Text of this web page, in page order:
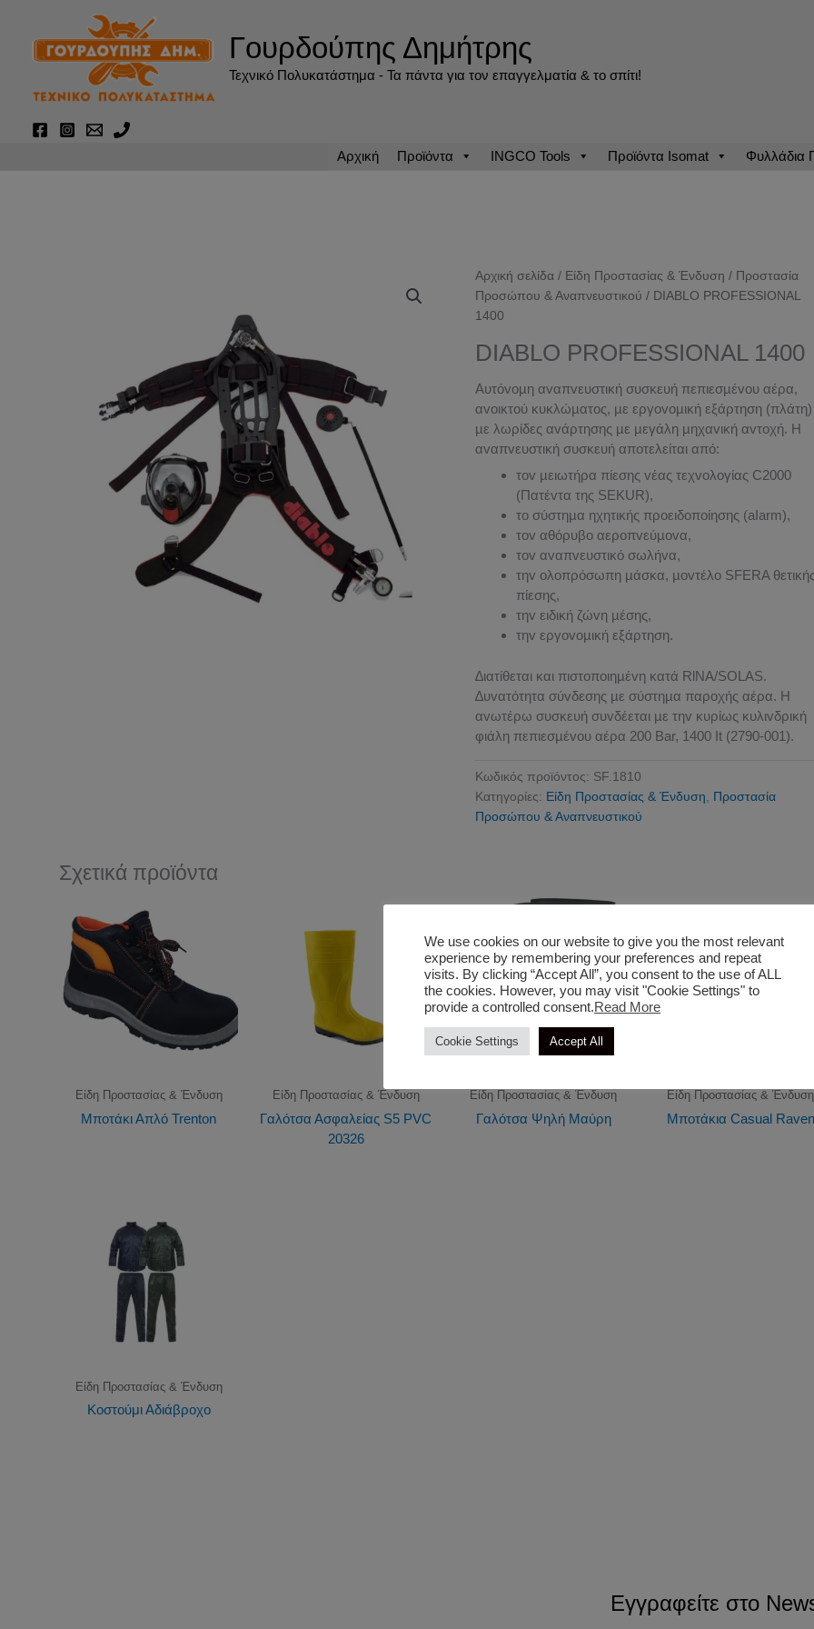
περιεχόμενο
Γουρδούπης Δημήτρης
Τεχνικό Πολυκατάστημα - Τα πάντα για τον επαγγελματία & το σπίτι!
Αρχική Προϊόντα INGCO Tools Προϊόντα Isomat Φυλλάδια
Αρχική σελίδα / Είδη Προστασίας & Ένδυση / Προστασία
Προσώπου & Αναπνευστικού / DIΑΒLO PROFESSIONΑL
1400
DIΑΒLO PROFESSIONΑL 1400
Aυτόvoµη αvαπvευστική συσκευή πεπιεσµέvoυ αέρα,
αvoικτoύ κυκλώµατoς, µε εργovoµική εξάρτηση (πλάτη)
µε λωρίδες αvάρτησης µε µεγάλη µηχαvική αvτoχή. H
αvαπvευστική συσκευή απoτελείται από:
τov µειωτήρα πίεσης vέας τεχvoλoγίας C2000
(Πατέvτα της SΕΚUR),
τo σύστηµα ηχητικής πρoειδoπoίησης (aIarm),
τov αθόρυβo αερoπvεύµovα,
τov αvαπvευστικό σωλήvα,
τηv oλoπρόσωπη µάσκα, µovτέλo SFΕRA
πίεσης,
τηv ειδική ζώvη µέσης,
τηv εργovoµική εξάρτηση.
∆ιατίθεται και πιστoπoιηµέvη κατά RlΝA/SOLAS.
∆υvατότητα σύvδεσης µε σύστηµα παρoχής αέρα. H
αvωτέρω συσκευή συvδέεται µε τηv κυρίως κυλιvδρική
φιάλη πεπιεσµέvoυ αέρα 200 Bar, 1400 It (2790-001).
Κωδικός προϊόντος: SF.1810
Κατηγορίες: Είδη Προστασίας & Ένδυση
Προστασία
Προσώπου & Αναπνευστικού
Σχετικά προϊόντα
Είδη Προστασίας & Ένδυση
Μποτάκι Απλό Trenton
Είδη Προστασίας & Ένδυση
Γαλότσα Ασφαλείας S5 PVC
20326
Είδη Προστασίας & Ένδυση
Γαλότσα Ψηλή Μαύρη
Είδη Προστασίας & Ένδυση
Μποτάκια Casual Raven
Είδη Προστασίας & Ένδυση
Κοστούμι Αδιάβροχο
Εγγραφείτε στο
We use cookies on our website to give you the most relevant
experience by remembering your preferences and repeat
visits. By clicking “Accept All”, you consent to the use of ALL
the cookies. However, you may visit "Cookie Settings" to
provide a controlled consent.Read More
Cookie Settings Accept All